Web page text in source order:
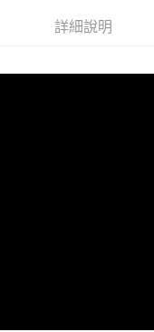
請求用戶進行身份認證。
詳細說明